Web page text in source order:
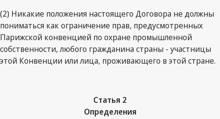
(2) Никакие положения настоящего Договора не должны
пониматься как ограничение прав, предусмотренных
Парижской конвенцией по охране промышленной
собственности, любого гражданина страны - участницы
этой Конвенции или лица, проживающего в этой стране.
Статья 2
Определения